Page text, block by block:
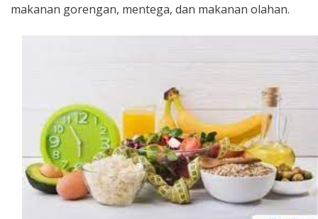
makanan gorengan, mentega, dan makanan olahan.